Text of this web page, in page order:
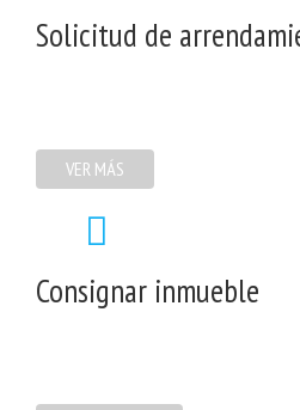
Solicitud de
VER MÁS
Consignar inmueble